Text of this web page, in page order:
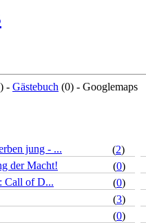
- Gästebuch (0) - Googlemaps
jung - ... (2)
der Macht! (0)
Call of D... (0)
(3)
(0)